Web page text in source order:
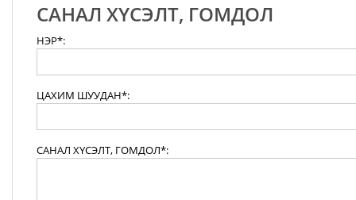
САНАЛ ХҮСЭЛТ, ГОМДОЛ
НЭР*:
ЦАХИМ ШУУДАН*:
САНАЛ ХҮСЭЛТ, ГОМДОЛ*: